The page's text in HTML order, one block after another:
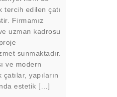
tercih edilen çatı
Firmamız
uzman kadrosu
sunmaktadır.
ve modern
yapıların
estetik […]